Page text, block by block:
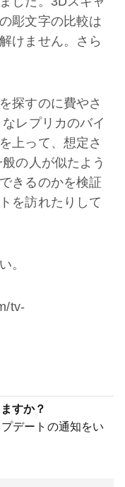
彫文字の比較は
けません。さら
探すのに費やさ
レプリカのバイ
上って、想定さ
の人が似たよう
きるのかを検証
を訪れたりして
。
tv-
すか？
デートの通知をい